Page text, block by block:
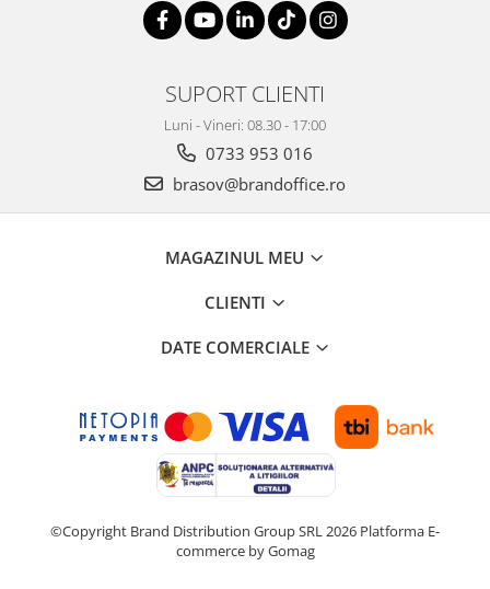
SUPORT CLIENTI
Luni - Vineri: 08.30 - 17:00
0733 953 016
brasov@brandoffice.ro
MAGAZINUL MEU
CLIENTI
DATE COMERCIALE
©Copyright Brand Distribution Group SRL 2026 Platforma E-
commerce by Gomag